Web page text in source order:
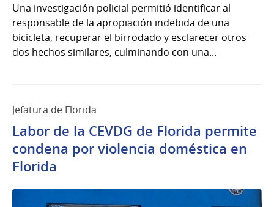
Una investigación policial permitió identificar al
responsable de la apropiación indebida de una
bicicleta, recuperar el birrodado y esclarecer otros
dos hechos similares, culminando con una...
Jefatura de Florida
Labor de la CEVDG de Florida permite
condena por violencia doméstica en
Florida